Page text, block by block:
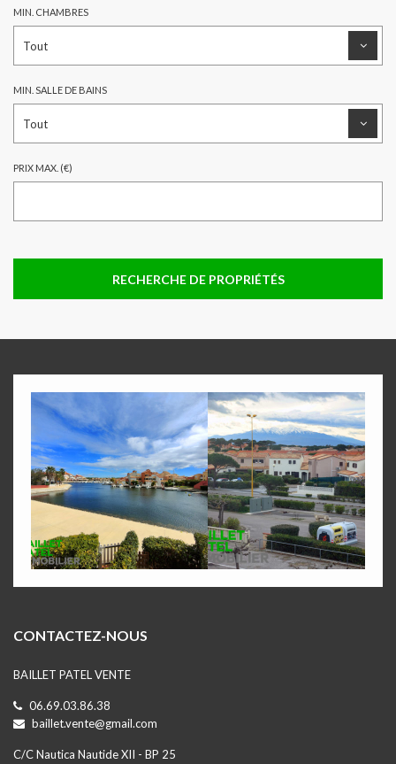
MIN. CHAMBRES
MIN. SALLE DE BAINS
PRIX MAX. (€)
CONTACTEZ-NOUS
BAILLET PATEL VENTE
06.69.03.86.38
baillet.vente@gmail.com
C/C Nautica Nautide XII - BP 25